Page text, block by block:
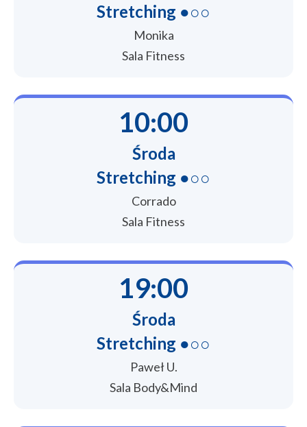
Stretching ●○○
Monika
Sala Fitness
10:00
Środa
Stretching ●○○
Corrado
Sala Fitness
19:00
Środa
Stretching ●○○
Paweł U.
Sala Body&Mind